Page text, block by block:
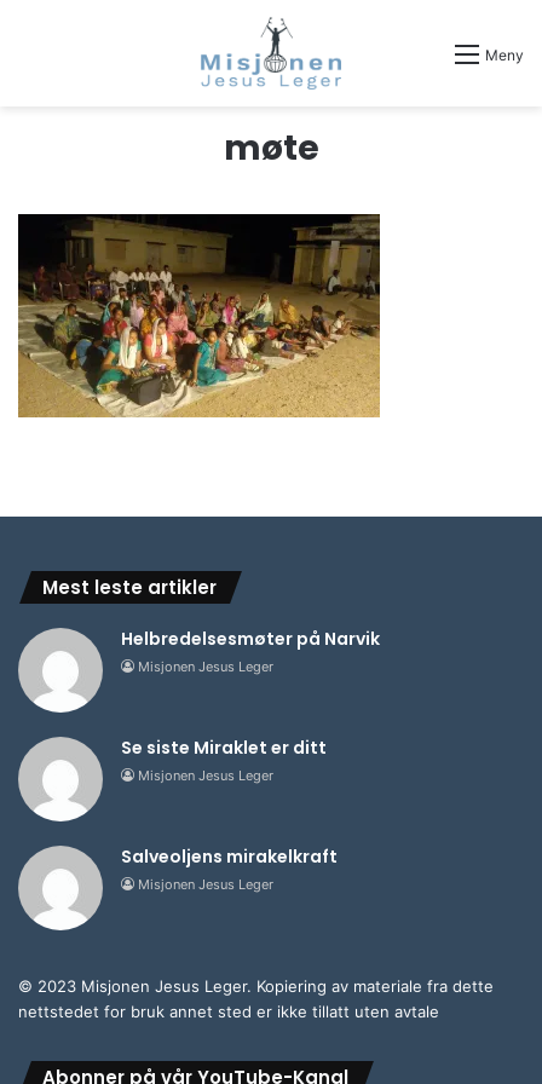
Meny
møte
Mest leste artikler
Helbredelsesmøter på Narvik
Misjonen Jesus Leger
Se siste Miraklet er ditt
Misjonen Jesus Leger
Salveoljens mirakelkraft
Misjonen Jesus Leger
© 2023 Misjonen Jesus Leger. Kopiering av materiale fra dette
nettstedet for bruk annet sted er ikke tillatt uten avtale
Abonner på vår YouTube-Kanal